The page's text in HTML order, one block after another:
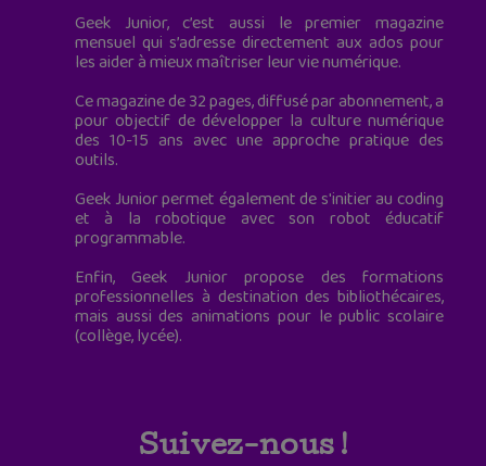
Geek Junior, c’est aussi le premier magazine
mensuel qui s’adresse directement aux ados pour
les aider à mieux maîtriser leur vie numérique.
Ce magazine de 32 pages, diffusé par abonnement, a
pour objectif de développer la culture numérique
des 10-15 ans avec une approche pratique des
outils.
Geek Junior permet également de s'initier au coding
et à la robotique avec son robot éducatif
programmable.
Enfin, Geek Junior propose des formations
professionnelles à destination des bibliothécaires,
mais aussi des animations pour le public scolaire
(collège, lycée).
Suivez-nous !